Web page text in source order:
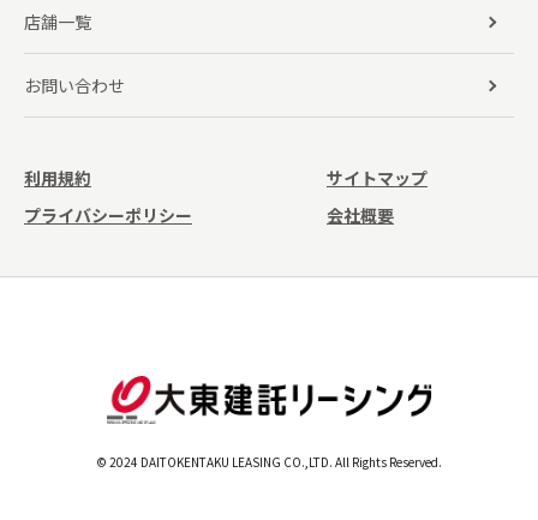
店舗一覧
お問い合わせ
利用規約
サイトマップ
プライバシーポリシー
会社概要
© 2024 DAITOKENTAKU LEASING CO.,LTD. All Rights Reserved.